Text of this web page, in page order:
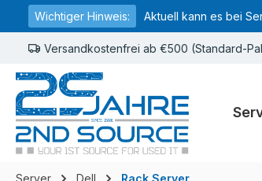
Zur Hauptnavigation springen
Wichtiger Hinweis: Aktuell kann es bei
Versandkostenfrei ab €500 (Standard-
Server Dell Rack Server